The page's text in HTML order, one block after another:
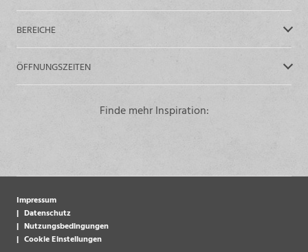
BEREICHE
ÖFFNUNGSZEITEN
Finde mehr Inspiration:
Impressum
Datenschutz
Nutzungsbedingungen
Cookie Einstellungen